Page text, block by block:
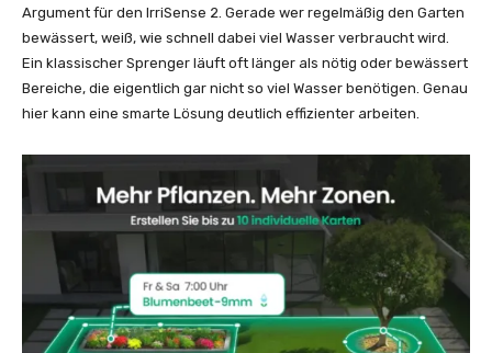
Argument für den IrriSense 2. Gerade wer regelmäßig den Garten
bewässert, weiß, wie schnell dabei viel Wasser verbraucht wird.
Ein klassischer Sprenger läuft oft länger als nötig oder bewässert
Bereiche, die eigentlich gar nicht so viel Wasser benötigen. Genau
hier kann eine smarte Lösung deutlich effizienter arbeiten.